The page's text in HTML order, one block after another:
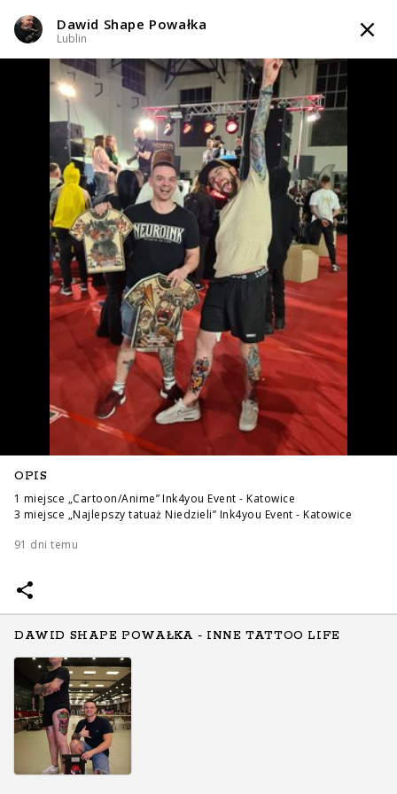
TATTOOARTIST
Funkcje
Koszt abonamentu
Załóż konto profesjonalisty
DLA FANÓW TATUAŻU I PIERCINGU
Znajdź tatuatora
Znajdź piercera
Załóż konto fana
Dawid Shape Powałka
Lublin
Styl tatuażu: Black & Grey / Graficzny / Sketch / Kaligrafia / Lettering
/ Newschool / Graffiti / Cartoon
WIADOMOŚĆ
TATUAŻE TATTOO LIFE INFO
Dawid Shape Powałka
Lublin
OPIS
1 miejsce „Cartoon/Anime” Ink4you Event - Katowice
3 miejsce „Najlepszy tatuaż Niedzieli” Ink4you Event - Katowice
91 dni temu
DAWID SHAPE POWAŁKA - INNE TATTOO LIFE